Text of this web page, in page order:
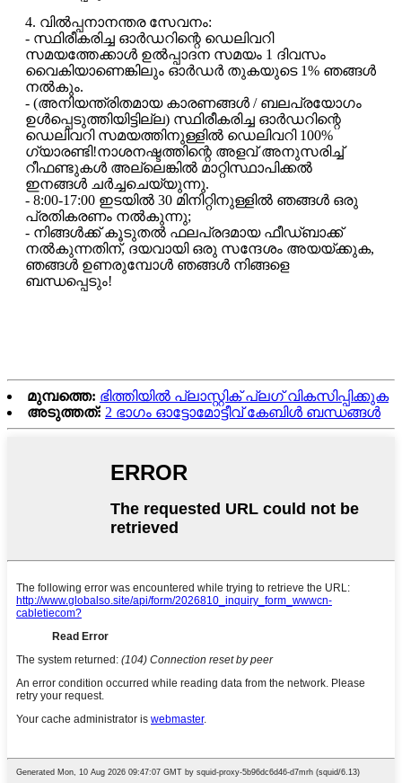
4. വിൽപ്പനാനന്തര സേവനം:
- സ്ഥിരീകരിച്ച ഓർഡറിന്റെ ഡെലിവറി
സമയത്തേക്കാൾ ഉൽപ്പാദന സമയം 1 ദിവസം
വൈകിയാണെങ്കിലും ഓർഡർ തുകയുടെ 1% ഞങ്ങൾ
നൽകും.
- (അനിയന്ത്രിതമായ കാരണങ്ങൾ / ബലപ്രയോഗം
ഉൾപ്പെടുത്തിയിട്ടില്ല) സ്ഥിരീകരിച്ച ഓർഡറിന്റെ
ഡെലിവറി സമയത്തിനുള്ളിൽ ഡെലിവറി 100%
ഗ്യാരണ്ടി!നാശനഷ്ടത്തിന്റെ അളവ് അനുസരിച്ച്
റീഫണ്ടുകൾ അല്ലെങ്കിൽ മാറ്റിസ്ഥാപിക്കൽ
ഇനങ്ങൾ ചർച്ചചെയ്യുന്നു.
- 8:00-17:00 ഇടയിൽ 30 മിനിറ്റിനുള്ളിൽ ഞങ്ങൾ ഒരു
പ്രതികരണം നൽകുന്നു;
- നിങ്ങൾക്ക് കൂടുതൽ ഫലപ്രദമായ ഫീഡ്‌ബാക്ക്
നൽകുന്നതിന്, ദയവായി ഒരു സന്ദേശം അയയ്‌ക്കുക,
ഞങ്ങൾ ഉണരുമ്പോൾ ഞങ്ങൾ നിങ്ങളെ
ബന്ധപ്പെടും!
മുമ്പത്തെ: ഭിത്തിയിൽ പ്ലാസ്റ്റിക് പ്ലഗ് വികസിപ്പിക്കുക
അടുത്തത്: 2 ഭാഗം ഓട്ടോമോട്ടീവ് കേബിൾ ബന്ധങ്ങൾ